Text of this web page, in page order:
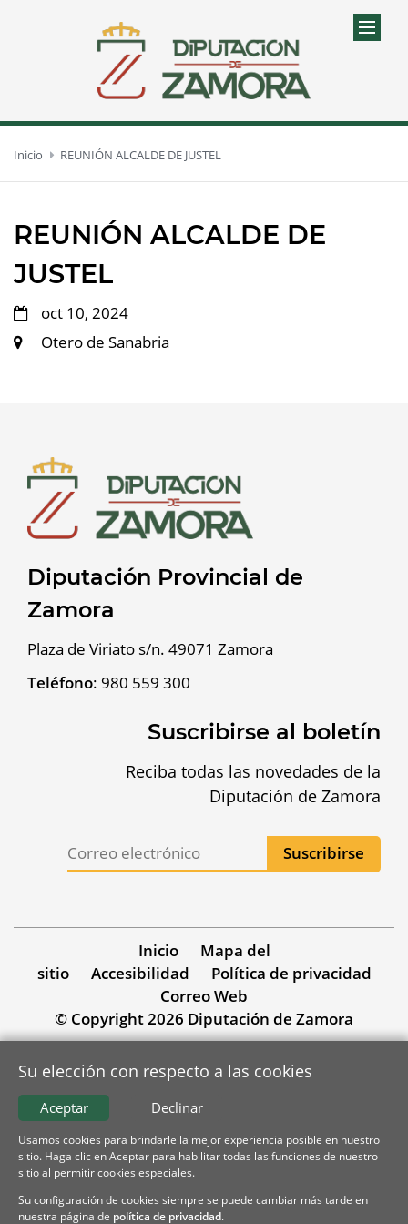
Inicio REUNIÓN ALCALDE DE JUSTEL
REUNIÓN ALCALDE DE
JUSTEL
oct 10, 2024
Otero de Sanabria
Diputación Provincial de
Zamora
Plaza de Viriato s/n. 49071 Zamora
Teléfono: 980 559 300
Suscribirse al boletín
Reciba todas las novedades de la
Diputación de Zamora
Inicio
Mapa del
sitio
Accesibilidad
Política de privacidad
Correo Web
© Copyright 2026 Diputación de Zamora
Su elección con respecto a las cookies
Declinar
Aceptar
Usamos cookies para brindarle la mejor experiencia posible en nuestro
sitio. Haga clic en Aceptar para habilitar todas las funciones de nuestro
sitio al permitir cookies especiales.
Su configuración de cookies siempre se puede cambiar más tarde en
nuestra página de política de privacidad.